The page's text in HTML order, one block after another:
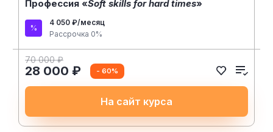
Профессия «Soft skills for hard times»
4 050 ₽/месяц
Рассрочка 0%
70 000 ₽
28 000 ₽ - 60%
На сайт курса